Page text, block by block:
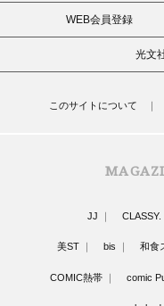
WEB会員登録
光文
このサイトについて
JJ CLASSY.
美ST bis 和食
COMIC熱帯 comic